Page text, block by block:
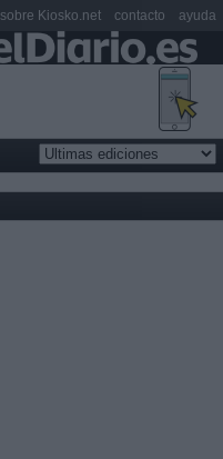
sobre Kiosko.net contacto ayuda